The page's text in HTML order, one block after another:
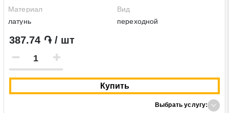
Материал
латунь
Вид
переходной
387.74 ֏ / шт
Купить
Выбрать услугу: